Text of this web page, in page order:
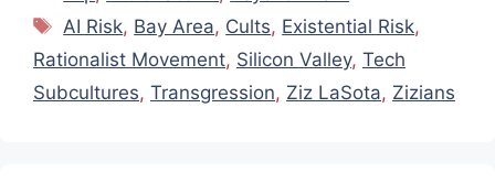
Schlagwörter
AI Risk, Bay Area, Cults, Existential Risk,
Rationalist Movement, Silicon Valley, Tech
Subcultures, Transgression, Ziz LaSota, Zizians